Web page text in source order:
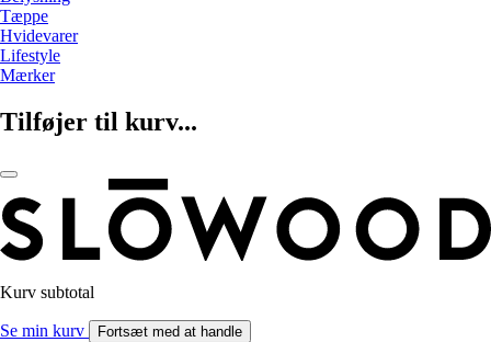
Tæppe
Hvidevarer
Lifestyle
Mærker
Tilføjer til kurv...
Kurv subtotal
Se min kurv Fortsæt med at handle